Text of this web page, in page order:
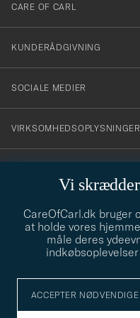
Vi
CareOfCarl.dk bruger
at holde vores
måle deres
ACCEPTER NØDVENDIGE
vårt
nyhetsbrev!
CARE OF CARL
KUNDERÅDGIVNING
SOCIALE MEDIER
VIRKSOMHEDSOPLYSNINGER
info@careofcarl.dk
Behøver du hjælp til at
gerne til!
STILRÅD